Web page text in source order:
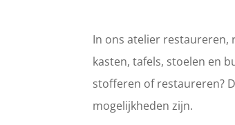
In ons atelier restaureren,
kasten, tafels, stoelen en
stofferen of restaureren?
mogelijkheden zijn.